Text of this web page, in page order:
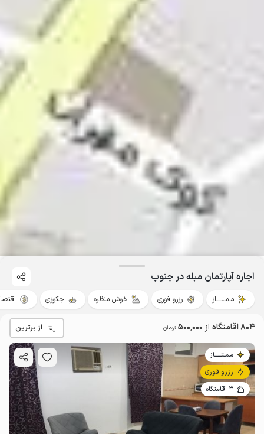
اجاره آپارتمان مبله در جنوب
مـمـتــــاز رزرو فوری خوش منظره جکوزی
804 اقامتگاه از 500٬000 تومان از برترین
مـمـتــــــاز
رزرو فوری
3 اقامتگاه